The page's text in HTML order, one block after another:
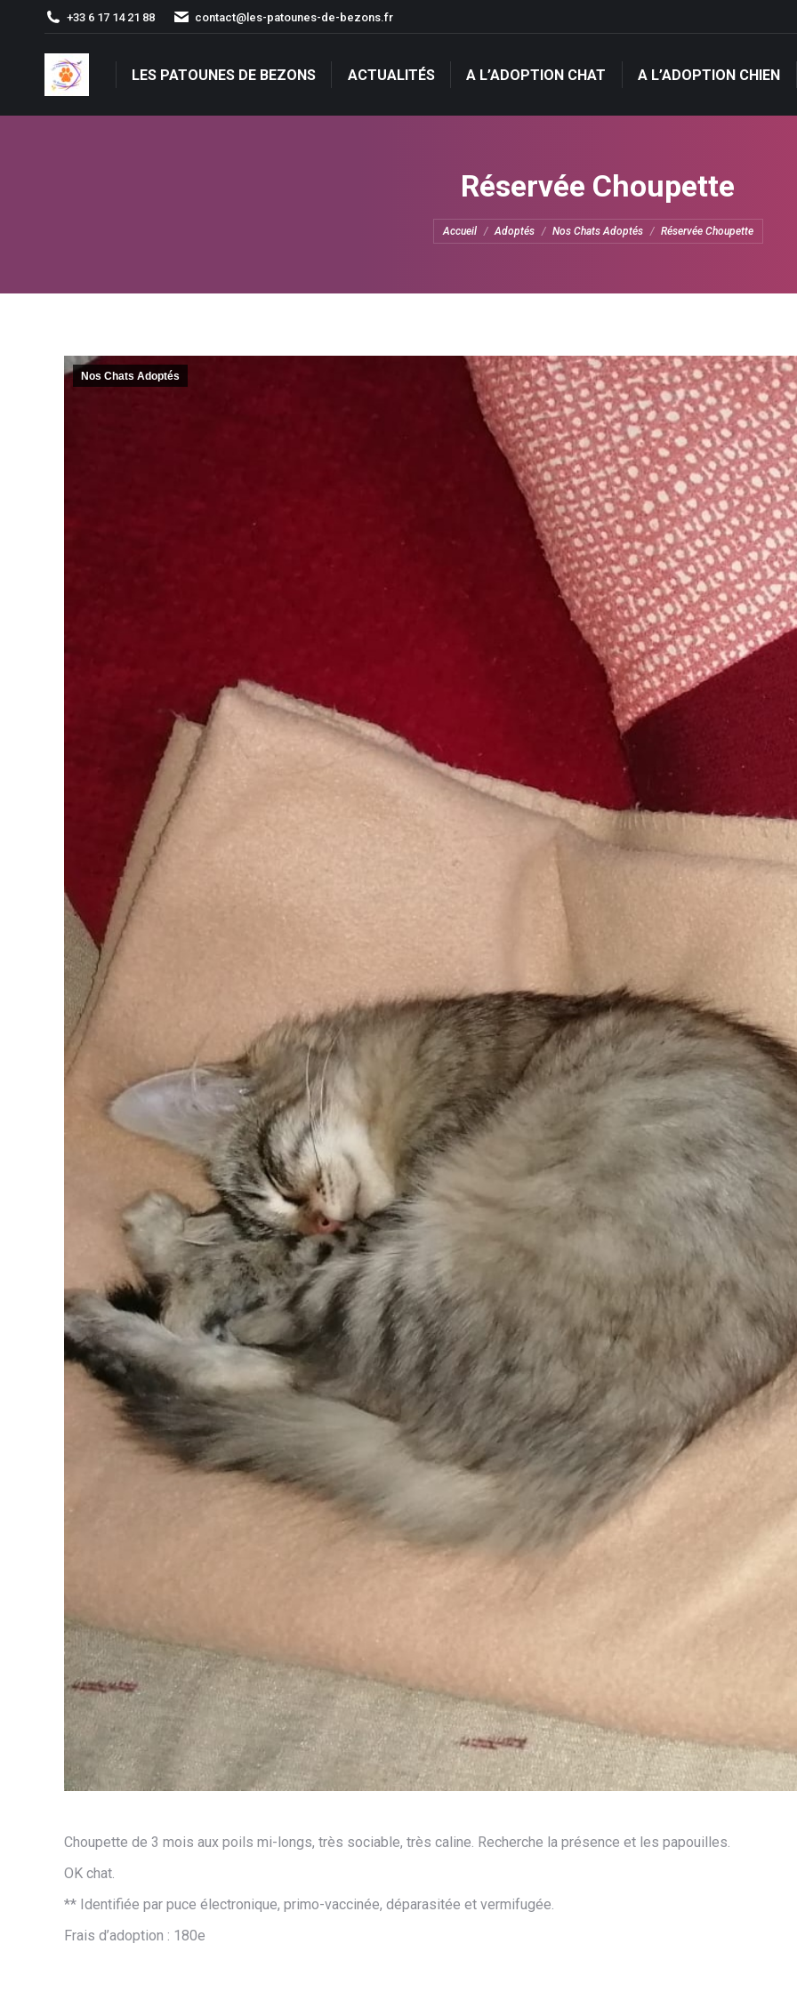
+33 6 17 14 21 88 contact@les-patounes-de-bezons.fr
LES PATOUNES DE BEZONS ACTUALITÉS A L’ADOPTION CHAT A L’ADOPTION CHIEN
Réservée Choupette
Vous êtes ici :
Accueil Adoptés Nos Chats Adoptés Réservée Choupette
Nos Chats Adoptés
Choupette de 3 mois aux poils mi-longs, très sociable, très caline. Recherche la présence et les papouilles.
OK chat.
** Identifiée par puce électronique, primo-vaccinée, déparasitée et vermifugée.
Frais d’adoption : 180e